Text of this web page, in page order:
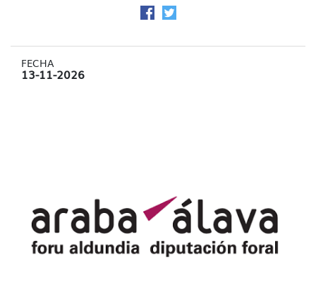
Compartir en Facebook
Compartir en Twitter
FECHA
13-11-2026